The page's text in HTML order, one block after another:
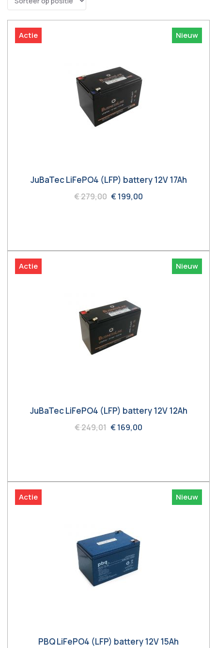
Actie Nieuw
JuBaTec LiFePO4 (LFP) battery 12V 17Ah
€ 199,00
€ 279,00
Actie Nieuw
JuBaTec LiFePO4 (LFP) battery 12V 12Ah
€ 169,00
€ 249,01
Actie Nieuw
PBQ LiFePO4 (LFP) battery 12V 15Ah